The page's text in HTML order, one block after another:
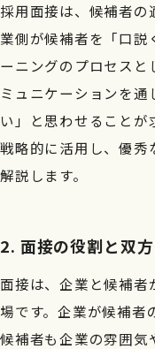
4.面接の準備
4-1.面接官のトレー
4-2.会社の魅力を伝
5. 面接の進行
5-2.会社の強みと魅
6-1.効果的なフォロ
7.まとめ
採用面接は、候補者
業側が候補者を「口説
ーニングのプロセスと
ミュニケーションを通
い」と思わせることが
戦略的に活用し、優秀
解説します。
2. 面接の役割と双
面接は、企業と候補
場です。企業が候補者
候補者も企業の雰囲気